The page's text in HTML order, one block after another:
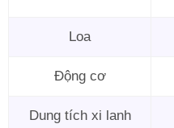
Loa
Động cơ
Dung tích xi lanh